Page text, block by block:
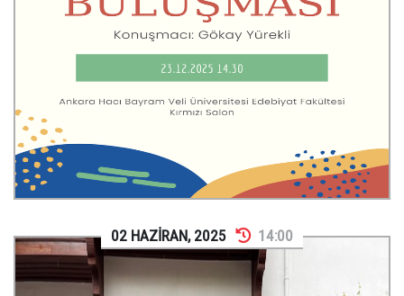
02 HAZİRAN, 2025 14:00